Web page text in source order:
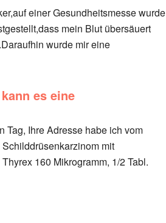
einer Gesundheitsmesse wurde
mein Blut übersäuert
wurde mir eine
es eine
Tag, Ihre Adresse habe ich vom
mit
160 Mikrogramm, 1/2 Tabl.